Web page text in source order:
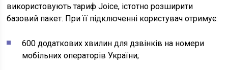
використовують тариф Joice, істотно розширити
базовий пакет. При її підключенні користувач отримує:
600 додаткових хвилин для дзвінків на номери
мобільних операторів України;